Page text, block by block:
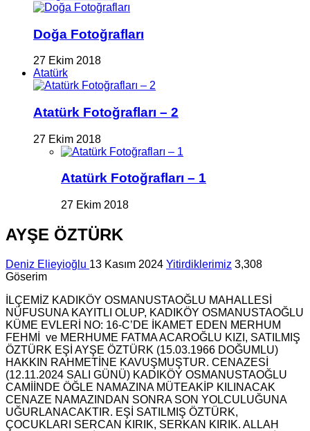
Doğa Fotoğrafları
27 Ekim 2018
Atatürk
Atatürk Fotoğrafları – 2
27 Ekim 2018
Atatürk Fotoğrafları – 1
27 Ekim 2018
AYŞE ÖZTÜRK
Deniz Elieyioğlu 13 Kasım 2024 Yitirdiklerimiz 3,308
Göserim
İLÇEMİZ KADIKÖY OSMANUSTAOĞLU MAHALLESİ
NÜFUSUNA KAYITLI OLUP, KADIKÖY OSMANUSTAOĞLU
KÜME EVLERİ NO: 16-C’DE İKAMET EDEN MERHUM
FEHMİ ve MERHUME FATMA ACAROĞLU KIZI, SATILMIŞ
ÖZTÜRK EŞİ AYŞE ÖZTÜRK (15.03.1966 DOĞUMLU)
HAKKIN RAHMETİNE KAVUŞMUŞTUR. CENAZESİ
(12.11.2024 SALI GÜNÜ) KADIKÖY OSMANUSTAOĞLU
CAMİİNDE ÖĞLE NAMAZINA MÜTEAKİP KILINACAK
CENAZE NAMAZINDAN SONRA SON YOLCULUĞUNA
UĞURLANACAKTIR. EŞİ SATILMIŞ ÖZTÜRK,
ÇOCUKLARI SERCAN KIRIK, SERKAN KIRIK. ALLAH